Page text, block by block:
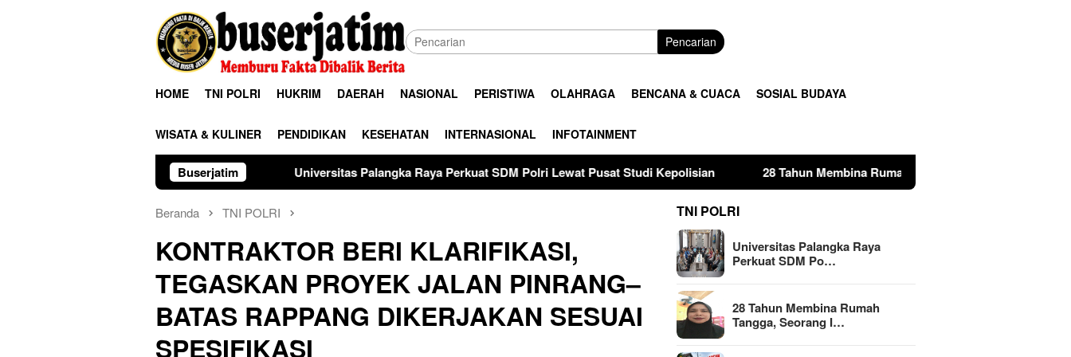
Pencarian
HOME TNI POLRI HUKRIM DAERAH NASIONAL PERISTIWA OLAHRAGA BENCANA & CUACA SOSIAL BUDAYA
WISATA & KULINER PENDIDIKAN KESEHATAN INTERNASIONAL INFOTAINMENT
Buserjatim
Universitas Palangka Raya Perkuat SDM Polri Lewat Pusat Studi Kepolisian 28 Tahun Membina Rumah Tangga, Seorang Ibu Lima Anak Tempuh Jalur
Beranda TNI POLRI
KONTRAKTOR BERI KLARIFIKASI,
TEGASKAN PROYEK JALAN PINRANG–
BATAS RAPPANG DIKERJAKAN SESUAI
SPESIFIKASI
TNI POLRI
Universitas Palangka Raya
Perkuat SDM Po…
28 Tahun Membina Rumah
Tangga, Seorang I…